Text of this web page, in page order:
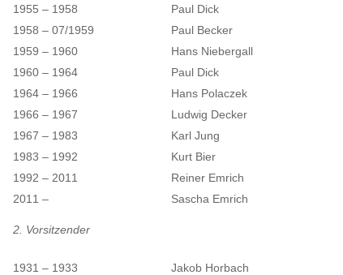
1955 – 1958
Paul Dick
1958 – 07/1959
Paul Becker
1959 – 1960
Hans Niebergall
1960 – 1964
Paul Dick
1964 – 1966
Hans Polaczek
1966 – 1967
Ludwig Decker
1967 – 1983
Karl Jung
1983 – 1992
Kurt Bier
1992 – 2011
Reiner Emrich
2011 –
Sascha Emrich
2. Vorsitzender
1931 – 1933
Jakob Horbach